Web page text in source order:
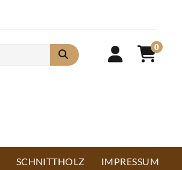
0
SCHNITTHOLZ IMPRESSUM